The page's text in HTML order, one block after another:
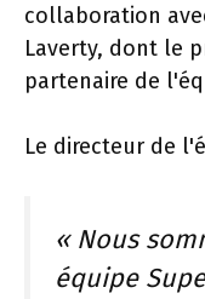
collaboration
Laverty, dont le
partenaire de
Le directeur de
« Nous
équipe